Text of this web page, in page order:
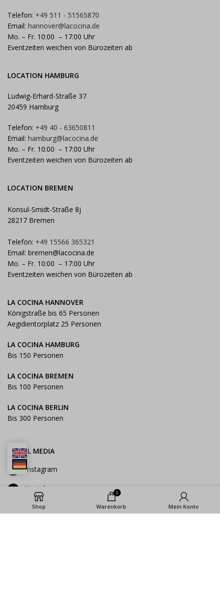
Telefon: +49 511 - 51565870
Email: hannover@lacocina.de
Mo. – Fr. 10:00 – 17:00 Uhr
Eventzeiten weichen von Bürozeiten ab
LOCATION HAMBURG
Ludwig-Erhard-Straße 37
20459 Hamburg
Telefon: +49 40 - 63650811
Email: hamburg@lacocina.de
Mo. – Fr. 10:00 – 17:00 Uhr
Eventzeiten weichen von Bürozeiten ab
LOCATION BREMEN
Konsul-Smidt-Straße 8j
28217 Bremen
Telefon: +49 15566 365321
Email: bremen@lacocina.de
Mo. – Fr. 10:00 – 17:00 Uhr
Eventzeiten weichen von Bürozeiten ab
LA COCINA HANNOVER
Königstraße bis 65 Personen
Aegidientorplatz 25 Personen
LA COCINA HAMBURG
Bis 150 Personen
LA COCINA BREMEN
Bis 100 Personen
LA COCINA BERLIN
Bis 300 Personen
SOCIAL MEDIA
Instagram
Youtube
Facebook
Shop
0
Warenkorb Mein Konto